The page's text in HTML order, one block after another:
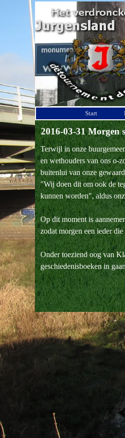
Ga naar de inhoud
Start
2016-03-31 Morgen
Terwijl in onze
en wethouders van ons o-
buitenlui van onze
"Wij doen dit om ook de
kunnen worden", aldus
Op dit moment is
zodat morgen een ieder
Onder toeziend oog van
geschiedenisboeken in
Terug naar de inhoud